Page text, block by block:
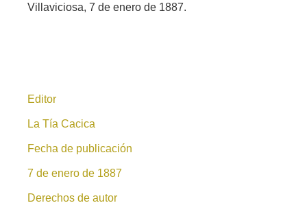
Villaviciosa, 7 de enero de 1887.
Editor
La Tía Cacica
Fecha de publicación
7 de enero de 1887
Derechos de autor